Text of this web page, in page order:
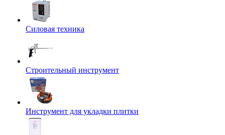
Силовая техника
Строительный инструмент
Инструмент для укладки плитки